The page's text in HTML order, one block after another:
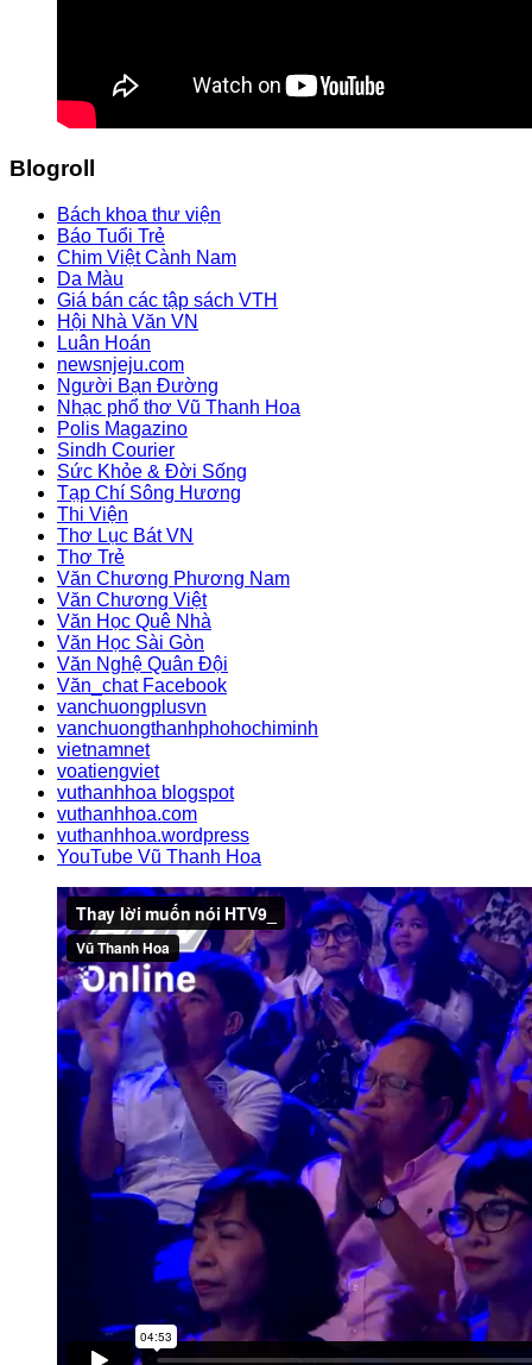
Blogroll
Bách khoa thư viện
Báo Tuổi Trẻ
Chim Việt Cành Nam
Da Màu
Giá bán các tập sách VTH
Hội Nhà Văn VN
Luân Hoán
newsnjeju.com
Người Bạn Đường
Nhạc phổ thơ Vũ Thanh Hoa
Polis Magazino
Sindh Courier
Sức Khỏe & Đời Sống
Tạp Chí Sông Hương
Thi Viện
Thơ Lục Bát VN
Thơ Trẻ
Văn Chương Phương Nam
Văn Chương Việt
Văn Học Quê Nhà
Văn Học Sài Gòn
Văn Nghệ Quân Đội
Văn_chat Facebook
vanchuongplusvn
vanchuongthanhphohochiminh
vietnamnet
voatiengviet
vuthanhhoa blogspot
vuthanhhoa.com
vuthanhhoa.wordpress
YouTube Vũ Thanh Hoa